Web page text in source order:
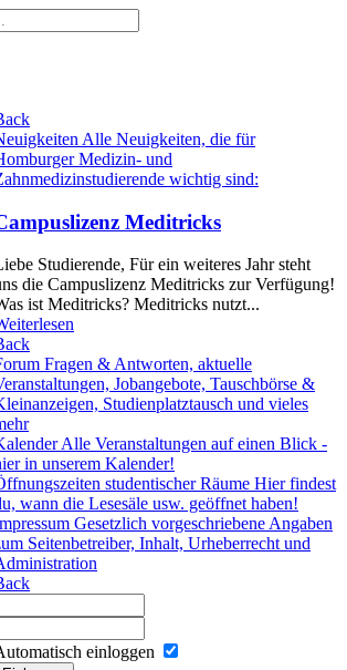
Alle Neuigkeiten, die für
Medizin- und
wichtig sind:
Meditricks
Studierende, Für ein weiteres Jahr steht
die Campuslizenz Meditricks zur Verfügung!
ist Meditricks? Meditricks nutzt...
Fragen & Antworten, aktuelle
Jobangebote, Tauschbörse &
Studienplatztausch und vieles
Alle Veranstaltungen auf einen Blick -
in unserem Kalender!
studentischer Räume Hier findest
wann die Lesesäle usw. geöffnet haben!
Gesetzlich vorgeschriebene Angaben
Seitenbetreiber, Inhalt, Urheberrecht und
einloggen